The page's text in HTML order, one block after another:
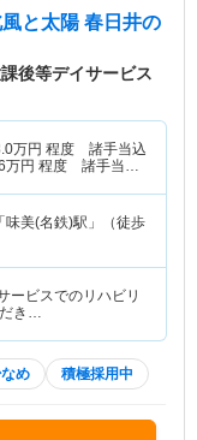
と太陽 春日井の
後等デイサービス
万円 程度 諸手当込
万円 程度 諸手当
味美(名鉄)駅」（徒歩
ービスでのリハビリ
だき…
め 積極採用中